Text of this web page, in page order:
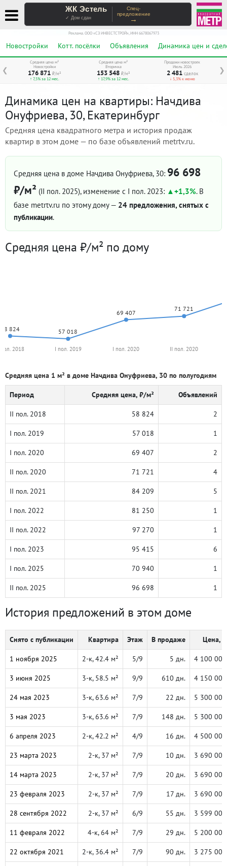
ЖК Эстель
✓ Дом сдан
Спец-
предложение
→
Реклама. ООО «СЗ ИНВЕСТСТРОЙ», ИНН 6678067973
Новостройки Котт. посёлки Объявления Динамика цен и
❮ ❯
Средняя цена м²
Новостройки
176 871 ₽/м²
↑ 7,5% за 12 мес.
Средняя цена м²
Вторичка
153 548 ₽/м²
↑ 17,9% за 12 мес.
Продажи новостроек
Июль 2026
2 481 сделок
↓ 5,3% к июню
Динамика цен на квартиры: Начдива
Онуфриева, 30, Екатеринбург
Средняя цена квадратного метра и история продаж
квартир в этом доме — по базе объявлений metrtv.ru.
Средняя цена в доме Начдива Онуфриева, 30: 96 698
₽/м² (II пол. 2025), изменение с I пол. 2023: +1,3%. В
базе metrtv.ru по этому дому — 24 предложения, снятых с
публикации.
Средняя цена ₽/м² по дому
58 824 57 018
69 407 71 721
2018 I пол. 2019 I пол. 2020 II пол. 2020
Средняя цена 1 м² в доме Начдива Онуфриева, 30 по полугодиям
Период Средняя цена, ₽/м² Объявлений
II пол. 2018 58 824 2
I пол. 2019 57 018 1
I пол. 2020 69 407 2
II пол. 2020 71 721 4
II пол. 2021 84 209 5
I пол. 2022 81 250 1
II пол. 2022 97 270 1
I пол. 2023 95 415 6
I пол. 2025 70 940 1
II пол. 2025 96 698 1
История предложений в этом доме
Снято с публикации Квартира Этаж В продаже Цена, ₽
1 ноября 2025 2-к, 42.4 м² 5/9 5 дн. 4 100 000
3 июня 2025 3-к, 58.5 м² 9/9 610 дн. 4 150 000
24 мая 2023 3-к, 63.6 м² 7/9 22 дн. 5 300 000
3 мая 2023 3-к, 63.6 м² 7/9 148 дн. 5 300 000
6 апреля 2023 2-к, 42.2 м² 4/9 16 дн. 4 500 000
23 марта 2023 2-к, 37 м² 7/9 10 дн. 3 690 000
14 марта 2023 2-к, 37 м² 7/9 20 дн. 3 690 000
23 февраля 2023 2-к, 37 м² 7/9 17 дн. 3 690 000
28 сентября 2022 2-к, 37 м² 6/9 55 дн. 3 599 000
11 февраля 2022 4-к, 64 м² 7/9 29 дн. 5 200 000
22 октября 2021 2-к, 36.4 м² 7/9 90 дн. 3 275 000